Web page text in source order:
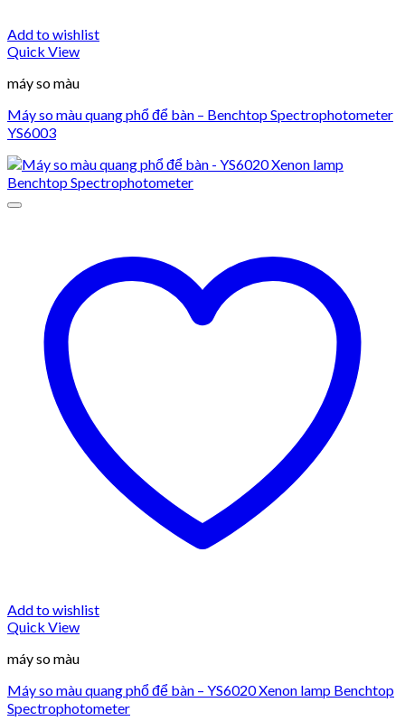
Add to wishlist
Quick View
máy so màu
Máy so màu quang phổ để bàn – Benchtop Spectrophotometer
YS6003
Add to wishlist
Quick View
máy so màu
Máy so màu quang phổ để bàn – YS6020 Xenon lamp Benchtop
Spectrophotometer